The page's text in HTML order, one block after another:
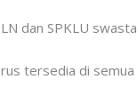
dan SPKLU swasta
tersedia di semua